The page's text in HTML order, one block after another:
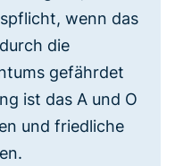
wenn das
die
gefährdet
ist das A und O
und friedliche